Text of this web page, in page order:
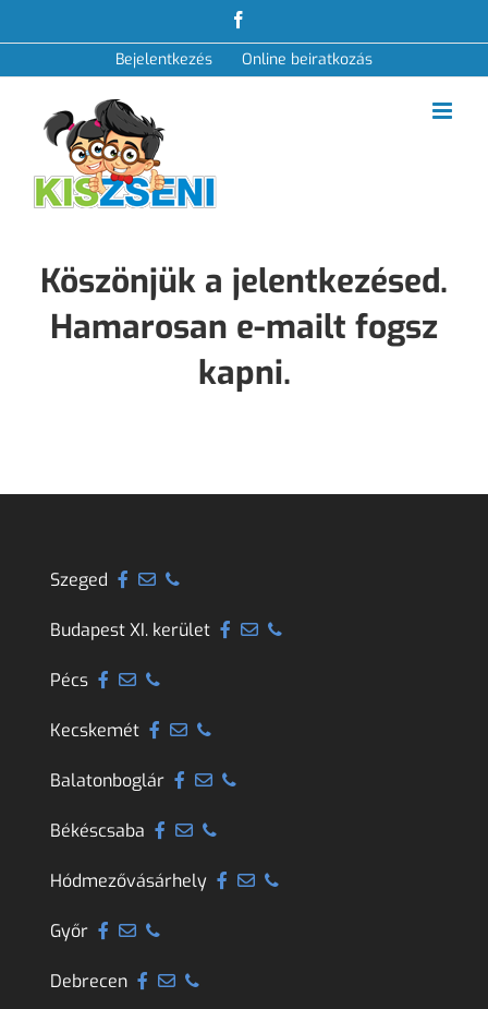
p
c
Bejelentkezés Online beiratkozás
Köszönjük a jelentkezésed.
Hamarosan e-mailt fogsz
kapni.
Szeged
Budapest XI. kerület
Pécs
Kecskemét
Balatonboglár
Békéscsaba
Hódmezővásárhely
Győr
Debrecen